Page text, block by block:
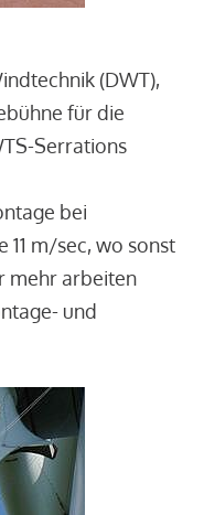
(DWT),
für die
Serrations
bei
m/sec, wo sonst
mehr arbeiten
und